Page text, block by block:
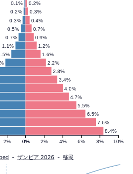
8.4%
7.6%
6.5%
5.5%
4.7%
4.0%
3.4%
2.8%
2.2%
1.6%
1.2%
1.1%
0.9%
0.7%
0.7%
0.5%
0.4%
0.3%
0.3%
0.2%
0.2%
0.1%
0% 2% 4% 6% 8% 10%
2% 0%
- ザンビア 2026 - 移民